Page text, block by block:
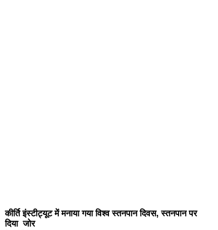
कीर्ति इंस्टीट्यूट में मनाया गया विश्व स्तनपान दिवस, स्तनपान पर
दिया जोर